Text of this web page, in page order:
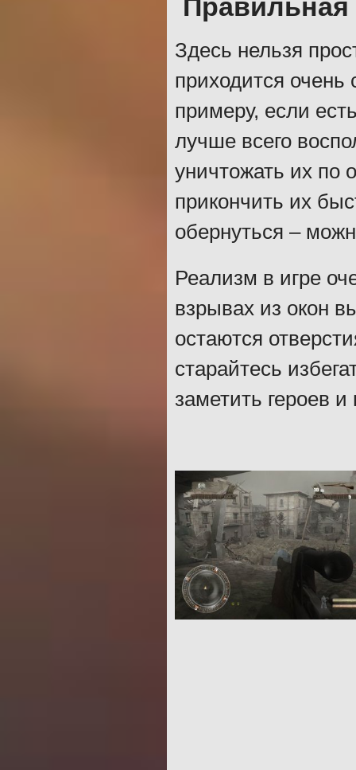
Правильная
Здесь нельзя
приходится
примеру, если
лучше всего
уничтожать их по
прикончить их
обернуться –
Реализм в игре
взрывах из окон
остаются
старайтесь
заметить героев и